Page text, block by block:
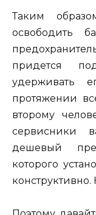
Таким
освободить
придется
удерживать
протяжении
второму
сервисники
дешевый
которого
конструктивно.